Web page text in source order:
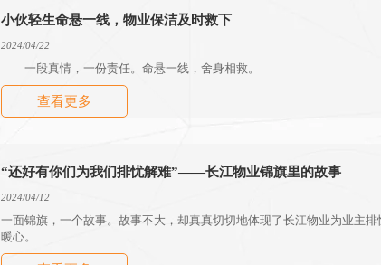
小伙轻生命悬一线，物业保洁及时救下
2024/04/22
一段真情，一份责任。命悬一线，舍身相救。
查看更多
“还好有你们为我们排忧解难”——长江物业锦旗里的故事
2024/04/12
一面锦旗，一个故事。故事不大，却真真切切地体现了长江物业为业主
暖心。